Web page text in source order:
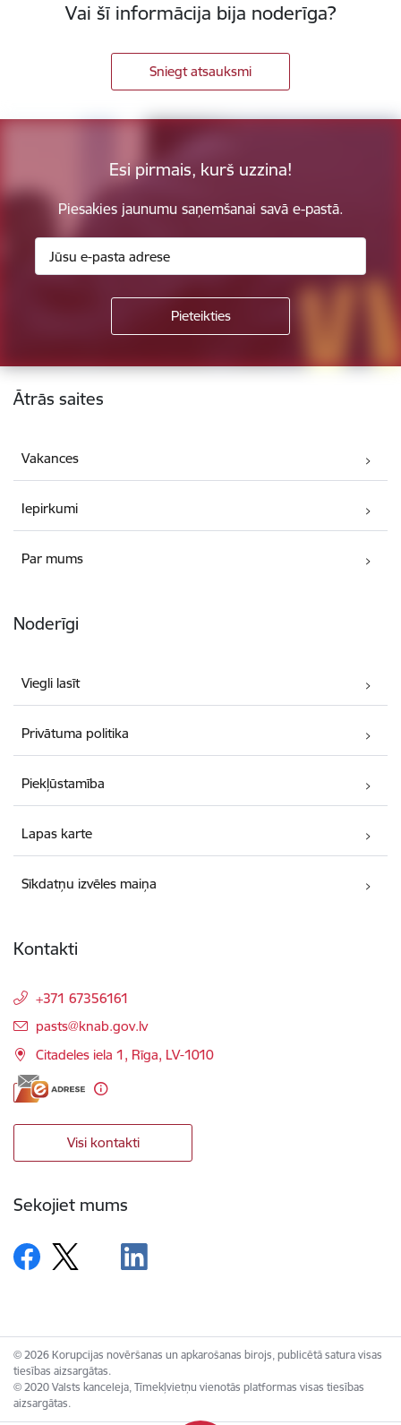
Vai šī informācija bija noderīga?
Sniegt atsauksmi
Esi pirmais, kurš uzzina!
Piesakies jaunumu saņemšanai savā e-pastā.
Kājene
Ātrās saites
Vakances
Iepirkumi
Par mums
Noderīgi
Viegli lasīt
Privātuma politika
Piekļūstamība
Lapas karte
Sīkdatņu izvēles maiņa
Kontakti
+371 67356161
E-pasts:
pasts@knab.gov.lv
Citadeles iela 1, Rīga, LV-1010
Visi kontakti
Sekojiet mums
© 2026 Korupcijas novēršanas un apkarošanas birojs, publicētā satura visas
tiesības aizsargātas.
© 2020 Valsts kanceleja, Tīmekļvietņu vienotās platformas visas tiesības
aizsargātas.